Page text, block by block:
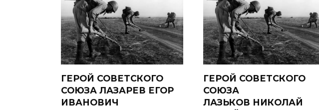
ГЕРОЙ СОВЕТСКОГО
СОЮЗА ЛАЗАРЕВ ЕГОР
ИВАНОВИЧ
ГЕРОЙ СОВЕТСКОГО
СОЮЗА
ЛАЗЬКОВ НИКОЛАЙ